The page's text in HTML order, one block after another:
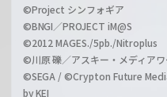
©Project シンフォギア
©BNGI／PROJECT iM@S
©2012 MAGES./5pb./Nitroplus
©川原 礫／アスキー・メディア
©SEGA / ©Crypton Future
by KEI